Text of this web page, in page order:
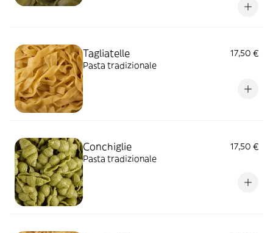
Tagliatelle
17,50 €
Pasta tradizionale
Conchiglie
17,50 €
Pasta tradizionale